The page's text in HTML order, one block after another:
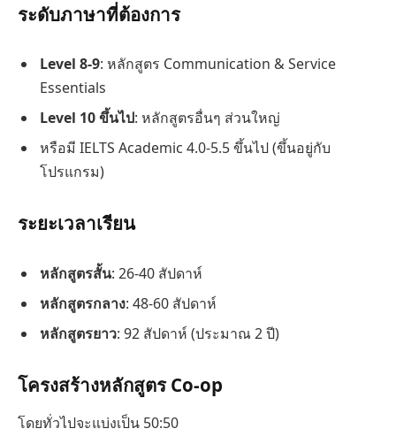
ระดับภาษาที่ต้องการ
Level 8-9: หลักสูตร Communication & Service
Essentials
Level 10 ขึ้นไป: หลักสูตรอื่นๆ ส่วนใหญ่
หรือมี IELTS Academic 4.0-5.5 ขึ้นไป (ขึ้นอยู่กับ
โปรแกรม)
ระยะเวลาเรียน
หลักสูตรสั้น: 26-40 สัปดาห์
หลักสูตรกลาง: 48-60 สัปดาห์
หลักสูตรยาว: 92 สัปดาห์ (ประมาณ 2 ปี)
โครงสร้างหลักสูตร Co-op
โดยทั่วไปจะแบ่งเป็น 50:50